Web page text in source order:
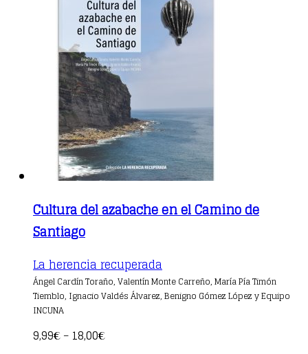
Cultura del azabache en el Camino de
Santiago
La herencia recuperadaproduct
has
multiple
Ángel Cardín Toraño, Valentín Monte Carreño, María Pía Timón
Tiemblo, Ignacio Valdés Álvarez, Benigno Gómez López y Equipo
INCUNA
9,99€ – 18,00€